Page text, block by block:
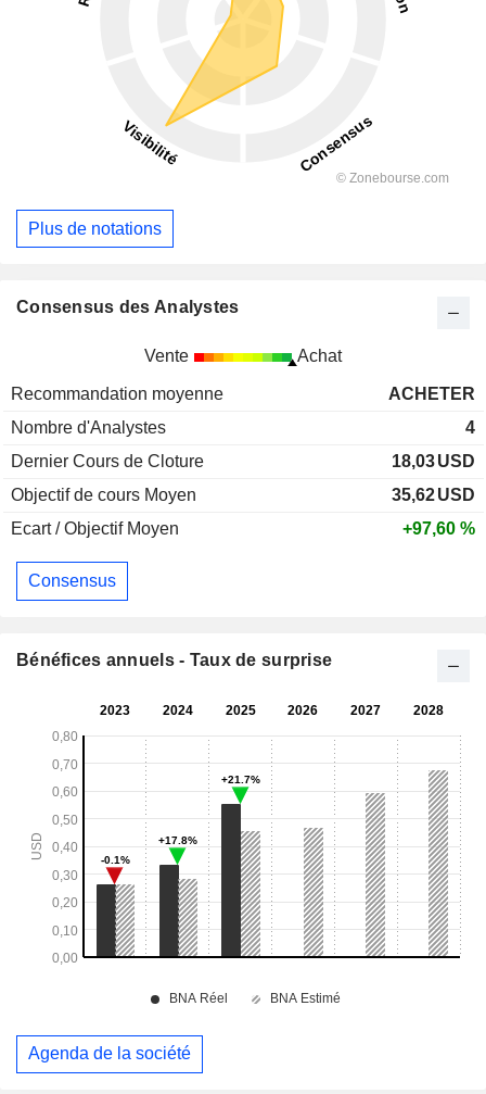
Plus de notations
Consensus des Analystes
Vente Achat
Recommandation moyenne
ACHETER
Nombre d'Analystes
4
Dernier Cours de Cloture
18,03USD
Objectif de cours Moyen
35,62USD
Ecart / Objectif Moyen
+97,60 %
Consensus
Bénéfices annuels - Taux de surprise
Agenda de la société